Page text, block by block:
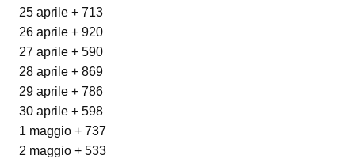
25 aprile + 713
26 aprile + 920
27 aprile + 590
28 aprile + 869
29 aprile + 786
30 aprile + 598
1 maggio + 737
2 maggio + 533